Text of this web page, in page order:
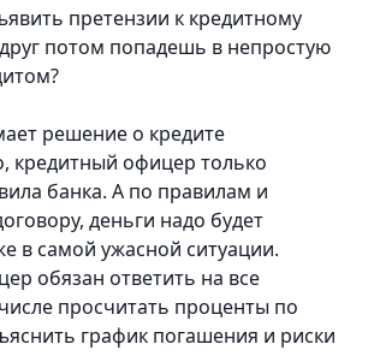
претензии к кредитному
потом попадешь в непростую
решение о кредите
кредитный офицер только
банка. А по правилам и
деньги надо будет
в самой ужасной ситуации.
обязан ответить на все
просчитать проценты по
график погашения и риски